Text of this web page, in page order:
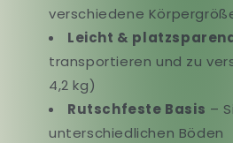
verschiedene
Leicht &
transportieren und zu
4,2 kg)
Rutschfeste Basis –
unterschiedlichen Böden